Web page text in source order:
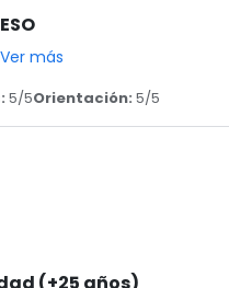
Ver más
5/5Orientación: 5/5